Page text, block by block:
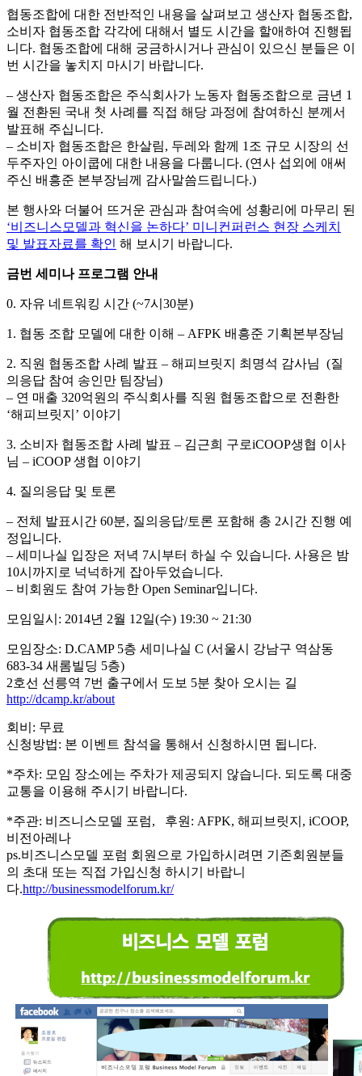
협동조합에 대한 전반적인 내용을 살펴보고 생산자 협동조합,
소비자 협동조합 각각에 대해서 별도 시간을 할애하여 진행됩
니다. 협동조합에 대해 궁금하시거나 관심이 있으신 분들은 이
번 시간을 놓치지 마시기 바랍니다.
– 생산자 협동조합은 주식회사가 노동자 협동조합으로 금년 1
월 전환된 국내 첫 사례를 직접 해당 과정에 참여하신 분께서
발표해 주십니다.
– 소비자 협동조합은 한살림, 두레와 함께 1조 규모 시장의 선
두주자인 아이쿱에 대한 내용을 다룹니다. (연사 섭외에 애써
주신 배흥준 본부장님께 감사말씀드립니다.)
본 행사와 더불어 뜨거운 관심과 참여속에 성황리에 마무리 된
‘비즈니스모델과 혁신을 논하다’ 미니컨퍼런스 현장 스케치
및 발표자료를 확인 해 보시기 바랍니다.
금번 세미나 프로그램 안내
0. 자유 네트워킹 시간 (~7시30분)
1. 협동 조합 모델에 대한 이해 – AFPK 배흥준 기획본부장님
2. 직원 협동조합 사례 발표 – 해피브릿지 최명석 감사님 (질
의응답 참여 송인만 팀장님)
– 연 매출 320억원의 주식회사를 직원 협동조합으로 전환한
‘해피브릿지’ 이야기
3. 소비자 협동조합 사례 발표 – 김근희 구로iCOOP생협 이사
님 – iCOOP 생협 이야기
4. 질의응답 및 토론
– 전체 발표시간 60분, 질의응답/토론 포함해 총 2시간 진행 예
정입니다.
– 세미나실 입장은 저녁 7시부터 하실 수 있습니다. 사용은 밤
10시까지로 넉넉하게 잡아두었습니다.
– 비회원도 참여 가능한 Open Seminar입니다.
모임일시: 2014년 2월 12일(수) 19:30 ~ 21:30
모임장소: D.CAMP 5층 세미나실 C (서울시 강남구 역삼동
683-34 새롬빌딩 5층)
2호선 선릉역 7번 출구에서 도보 5분 찾아 오시는 길
http://dcamp.kr/about
회비: 무료
신청방법: 본 이벤트 참석을 통해서 신청하시면 됩니다.
*주차: 모임 장소에는 주차가 제공되지 않습니다. 되도록 대중
교통을 이용해 주시기 바랍니다.
*주관: 비즈니스모델 포럼, 후원: AFPK, 해피브릿지, iCOOP,
비전아레나
ps.비즈니스모델 포럼 회원으로 가입하시려면 기존회원분들
의 초대 또는 직접 가입신청 하시기 바랍니
다.http://businessmodelforum.kr/